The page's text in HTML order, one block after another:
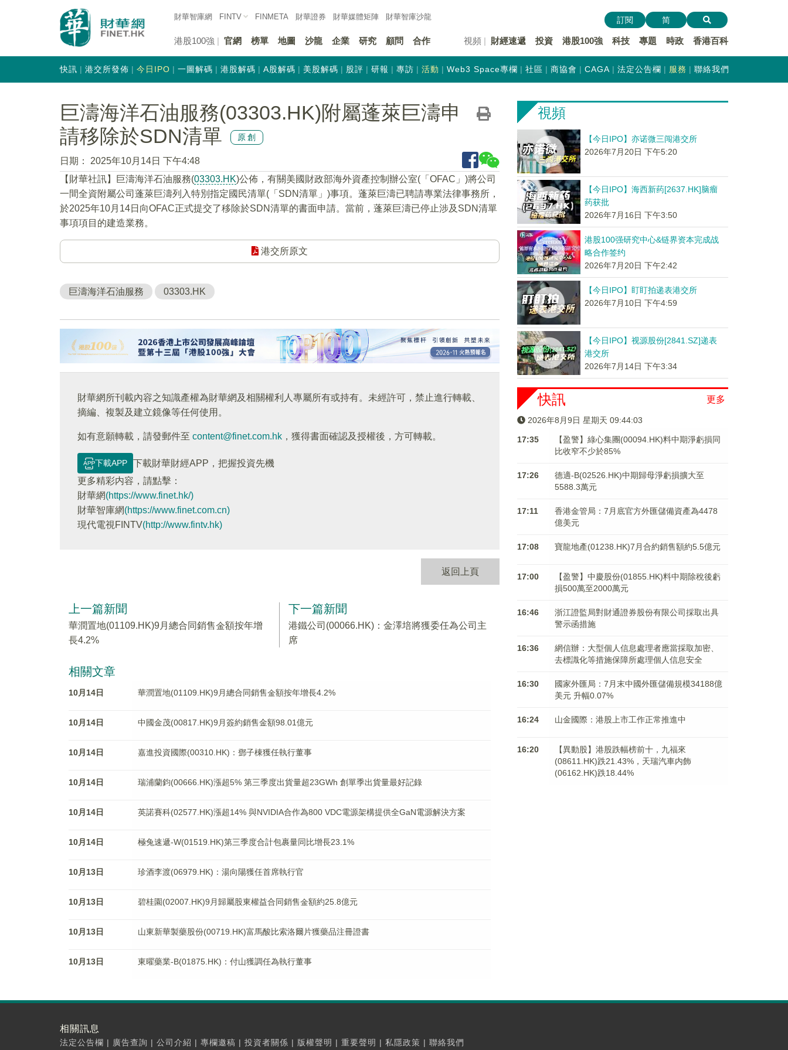
財華智庫網 FINTV FINMETA 財華證券 財華媒體矩陣 財華智庫沙龍
港股100強 官網 榜單 地圖 沙龍 企業 研究 顧問 合作 視頻 財經速遞 投資 港股100強 科技 專題 時政 香港百科
訂閱 简
快訊 港交所發佈 今日IPO 一圖解碼 港股解碼 A股解碼 美股解碼 股評 研報 專訪 活動 Web3 Space專欄 社區 商協會 CAGA 法定公告欄 服務 聯絡我們
巨濤海洋石油服務(03303.HK)附屬蓬萊巨濤申
請移除於SDN清單
原創
日期：
2025年10月14日 下午4:48
【財華社訊】巨濤海洋石油服務(03303.HK)公佈，有關美國財政部海外資產控制辦公室(「OFAC」)將公司
一間全資附屬公司蓬萊巨濤列入特別指定國民清單(「SDN清單」)事項。蓬萊巨濤已聘請專業法律事務所，
於2025年10月14日向OFAC正式提交了移除於SDN清單的書面申請。當前，蓬萊巨濤已停止涉及SDN清單
事項項目的建造業務。
港交所原文
巨濤海洋石油服務 03303.HK
財華網所刊載內容之知識產權為財華網及相關權利人專屬所有或持有。未經許可，禁止進行轉載、
摘編、複製及建立鏡像等任何使用。
如有意願轉載，請發郵件至 content@finet.com.hk ，獲得書面確認及授權後，方可轉載。
下載APP
下載財華財經APP，把握投資先機
更多精彩内容，請點擊：
財華網(https://www.finet.hk/)
財華智庫網(https://www.finet.com.cn)
現代電視FINTV(http://www.fintv.hk)
返回上頁
上一篇新聞
華潤置地(01109.HK)9月總合同銷售金額按年增
長4.2%
下一篇新聞
港鐵公司(00066.HK)：金澤培將獲委任為公司主
席
相關文章
10月14日 華潤置地(01109.HK)9月總合同銷售金額按年增長4.2%
10月14日 中國金茂(00817.HK)9月簽約銷售金額98.01億元
10月14日 嘉進投資國際(00310.HK)：鄧子棟獲任執行董事
10月14日 瑞浦蘭鈞(00666.HK)漲超5% 第三季度出貨量超23GWh 創單季出貨量最好記錄
10月14日 英諾賽科(02577.HK)漲超14% 與NVIDIA合作為800 VDC電源架構提供全GaN電源解決方案
10月14日 極兔速遞-W(01519.HK)第三季度合計包裹量同比增長23.1%
10月13日 珍酒李渡(06979.HK)：湯向陽獲任首席執行官
10月13日 碧桂園(02007.HK)9月歸屬股東權益合同銷售金額約25.8億元
10月13日 山東新華製藥股份(00719.HK)富馬酸比索洛爾片獲藥品注冊證書
10月13日 東曜藥業-B(01875.HK)：付山獲調任為執行董事
視頻
【今日IPO】亦诺微三闯港交所
2026年7月20日 下午5:20
【今日IPO】海西新药[2637.HK]脑瘤
药获批
2026年7月16日 下午3:50
港股100强研究中心&链界资本完成战
略合作签约
2026年7月20日 下午2:42
【今日IPO】盯盯拍递表港交所
2026年7月10日 下午4:59
【今日IPO】视源股份[2841.SZ]递表
港交所
2026年7月14日 下午3:34
更多
快訊
2026年8月9日 星期天 09:44:03
17:35
【盈警】綠心集團(00094.HK)料中期淨虧損同
比收窄不少於85%
17:26
德適-B(02526.HK)中期歸母淨虧損擴大至
5588.3萬元
17:11
香港金管局：7月底官方外匯儲備資產為4478
億美元
17:08 寶龍地產(01238.HK)7月合約銷售額約5.5億元
17:00
【盈警】中慶股份(01855.HK)料中期除稅後虧
損500萬至2000萬元
16:46
浙江證監局對財通證券股份有限公司採取出具
警示函措施
16:36
網信辦：大型個人信息處理者應當採取加密、
去標識化等措施保障所處理個人信息安全
16:30
國家外匯局：7月末中國外匯儲備規模34188億
美元 升幅0.07%
16:24 山金國際：港股上市工作正常推進中
16:20
【異動股】港股跌幅榜前十，九福來
(08611.HK)跌21.43%，天瑞汽車内飾
(06162.HK)跌18.44%
相關訊息
法定公告欄 | 廣告查詢 | 公司介紹 | 專欄邀稿 | 投資者關係 | 版權聲明 | 重要聲明 | 私隱政策 | 聯絡我們